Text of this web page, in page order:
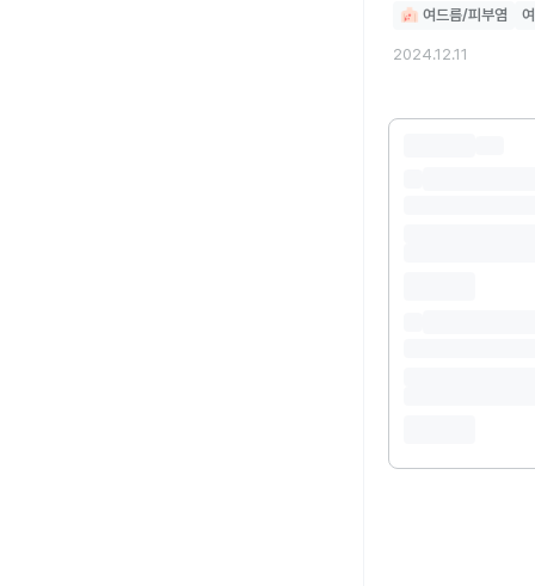
여드름/피부염
2024.12.11